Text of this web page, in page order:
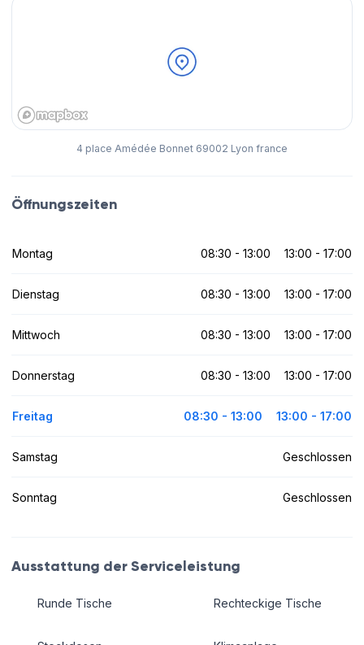
4 place Amédée Bonnet 69002 Lyon france
Öffnungszeiten
Montag 08:30 - 13:00 13:00 - 17:00
Dienstag 08:30 - 13:00 13:00 - 17:00
Mittwoch 08:30 - 13:00 13:00 - 17:00
Donnerstag 08:30 - 13:00 13:00 - 17:00
Freitag 08:30 - 13:00 13:00 - 17:00
Samstag Geschlossen
Sonntag Geschlossen
Ausstattung der Serviceleistung
Runde Tische Rechteckige Tische